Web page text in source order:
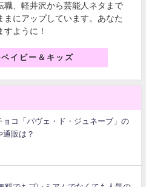
職、軽井沢から芸能人ネタまで
まにアップしています。あなた
ように！
イビー＆キッズ
ョコ「パヴェ・ド・ジュネーブ」の
通販は？